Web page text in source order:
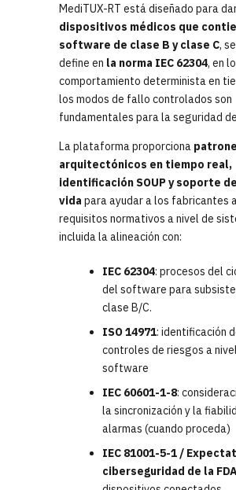
MediTUX-RT está diseñado para
dispositivos médicos que
software de clase B y clase C,
define en la norma IEC 62304, en
comportamiento determinista en
los modos de fallo controlados son
fundamentales para la seguridad
La plataforma proporciona
arquitectónicos en tiempo real,
identificación SOUP y soporte
vida para ayudar a los fabricantes
requisitos normativos a nivel de
incluida la alineación con:
IEC 62304: procesos del
del software para
clase B/C.
ISO 14971: identificación
controles de riesgos a
software
IEC 60601-1-8:
la sincronización y la
alarmas (cuando proceda)
IEC 81001-5-1 /
ciberseguridad de la